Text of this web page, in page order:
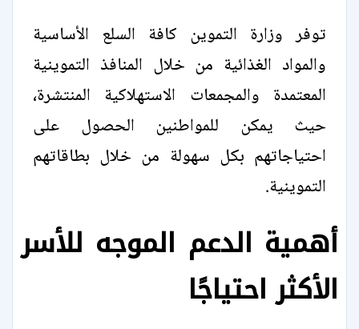
توفر وزارة التموين كافة السلع الأساسية
والمواد الغذائية من خلال المنافذ التموينية
المعتمدة والمجمعات الاستهلاكية المنتشرة،
حيث يمكن للمواطنين الحصول على
احتياجاتهم بكل سهولة من خلال بطاقاتهم
التموينية.
أهمية الدعم الموجه للأسر
الأكثر احتياجًا